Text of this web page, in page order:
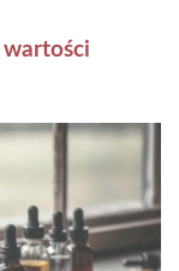
wartości